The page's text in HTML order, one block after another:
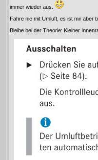
immer wieder aus.
Fahre nie mit Umluft, es ist mir aber
Bleibe bei der Theorie: Kleiner